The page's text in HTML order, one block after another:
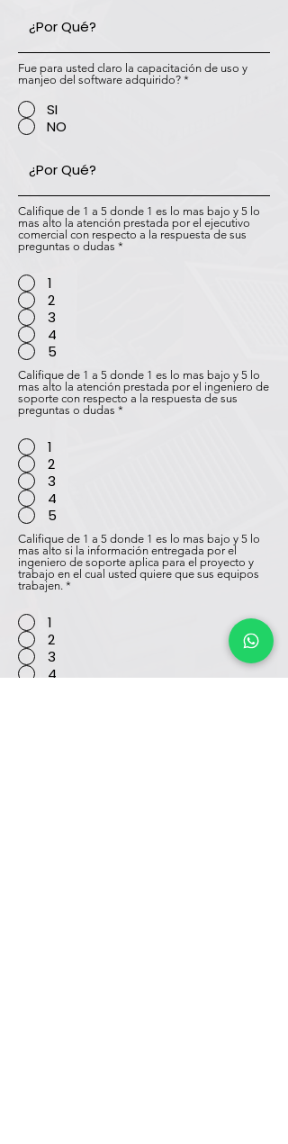
Fue para usted claro la capacitación de uso y
manjeo del software adquirido? *
SI
NO
Califique de 1 a 5 donde 1 es lo mas bajo y 5 lo
mas alto la atención prestada por el ejecutivo
comercial con respecto a la respuesta de sus
preguntas o dudas *
1
2
3
4
5
Califique de 1 a 5 donde 1 es lo mas bajo y 5 lo
mas alto la atención prestada por el ingeniero de
soporte con respecto a la respuesta de sus
preguntas o dudas *
1
2
3
4
5
Califique de 1 a 5 donde 1 es lo mas bajo y 5 lo
mas alto si la información entregada por el
ingeniero de soporte aplica para el proyecto y
trabajo en el cual usted quiere que sus equipos
trabajen. *
1
2
3
4